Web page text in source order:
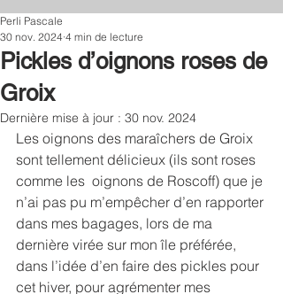
Pickles d’oignons roses de
Groix
Perli Pascale
30 nov. 2024 4 min de lecture
Dernière mise à jour : 30 nov. 2024
Les oignons des maraîchers de Groix
sont tellement délicieux (ils sont roses
comme les  oignons de Roscoff) que je
n’ai pas pu m’empêcher d’en rapporter
dans mes bagages, lors de ma
dernière virée sur mon île préférée,
dans l’idée d’en faire des pickles pour
cet hiver, pour agrémenter mes